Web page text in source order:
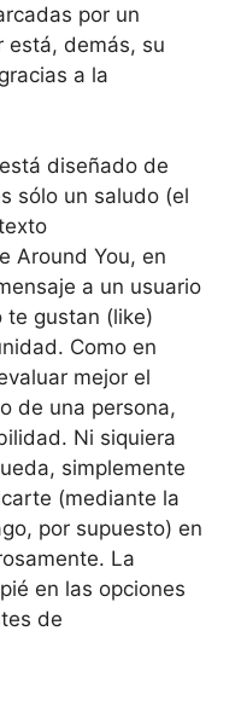
por un
está, demás, su
a la
diseñado de
sólo un saludo (el
Around You, en
a un usuario
te gustan (like)
Como en
mejor el
de una persona,
Ni siquiera
simplemente
(mediante la
por supuesto) en
La
en las opciones
de